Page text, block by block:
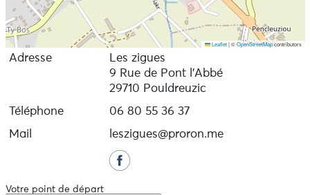
Leaflet |©OpenStreetMapcontributors
Adresse
Les zigues
9 Rue de Pont l'Abbé
29710 Pouldreuzic
Téléphone
06 80 55 36 37
Mail
leszigues@proron.me
Votre point de départ